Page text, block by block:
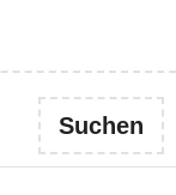
Suchen